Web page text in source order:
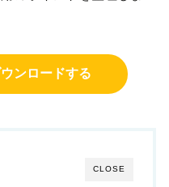
ンロードする
CLOSE